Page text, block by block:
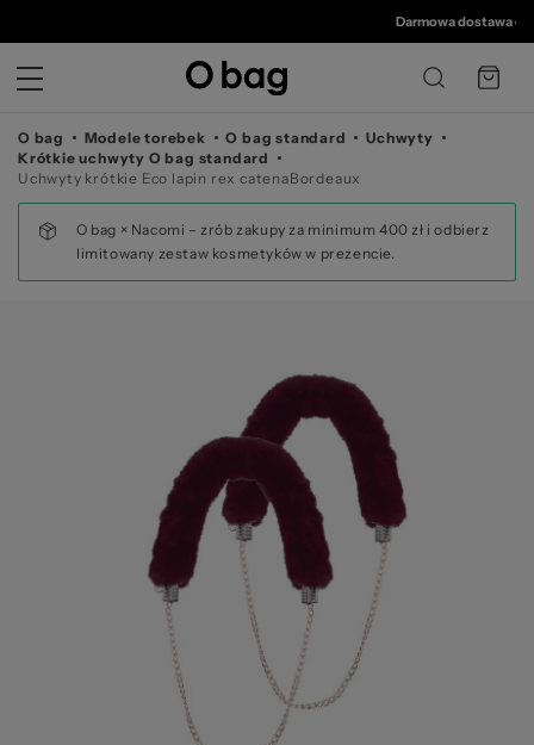
©
Darmowa dostawa od 350
O bag Modele torebek O bag standard
Uchwyty
Krótkie uchwyty O bag standard
Uchwyty krótkie Eco lapin rex catenaBordeaux
O bag × Nacomi – zrób zakupy za minimum 400 zł i odbierz
limitowany zestaw kosmetyków w prezencie.